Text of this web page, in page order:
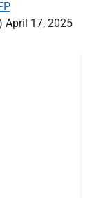
April 17, 2025